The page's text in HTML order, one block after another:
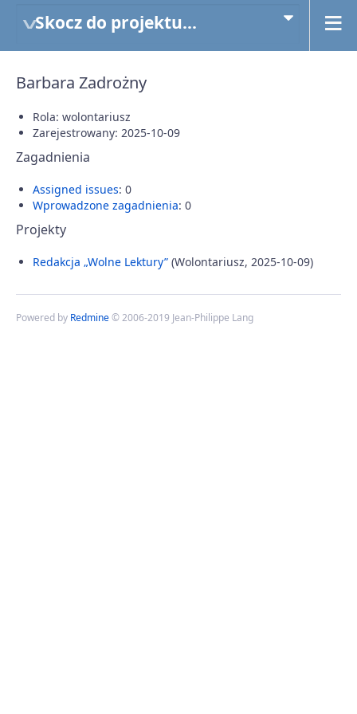
Skocz do projektu...
Barbara Zadrożny
Rola: wolontariusz
Zarejestrowany: 2025-10-09
Zagadnienia
Assigned issues: 0
Wprowadzone zagadnienia: 0
Projekty
Redakcja „Wolne Lektury” (Wolontariusz, 2025-10-09)
Powered by Redmine© 2006-2019 Jean-Philippe Lang